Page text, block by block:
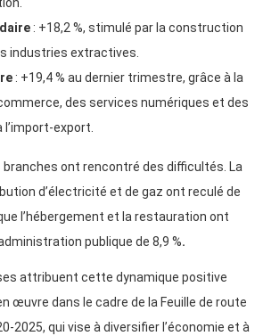
: +18,2 %, stimulé par la construction
industries extractives.
: +19,4 % au dernier trimestre, grâce à la
des services numériques et des
export.
ont rencontré des difficultés. La
d’électricité et de gaz ont reculé de
l’hébergement et la restauration ont
publique de 8,9 %.
attribuent cette dynamique positive
œuvre dans le cadre de la Feuille de route
2025, qui vise à diversifier l’économie et à